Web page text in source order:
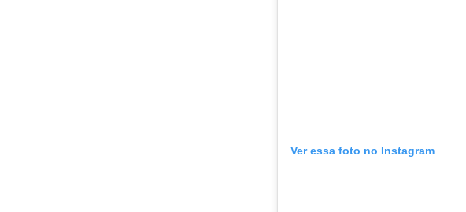
Ver essa foto no Instagram